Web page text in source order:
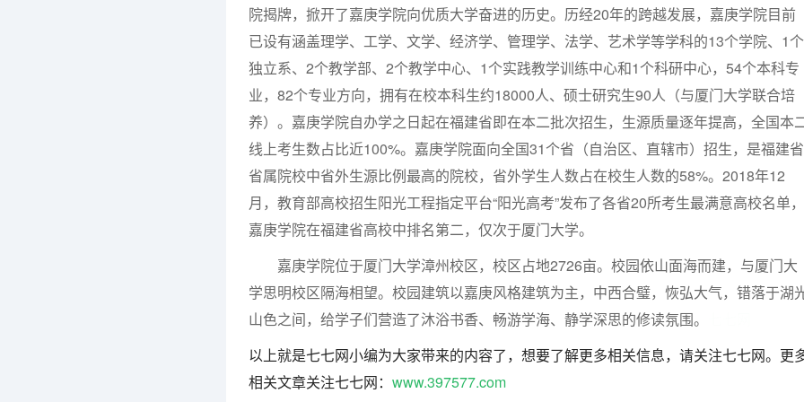
院揭牌，掀开了嘉庚学院向优质大学奋进的历史。历经20年的跨越发展，嘉庚学院目前
已设有涵盖理学、工学、文学、经济学、管理学、法学、艺术学等学科的13个学院、1个
独立系、2个教学部、2个教学中心、1个实践教学训练中心和1个科研中心，54个本科专
业，82个专业方向，拥有在校本科生约18000人、硕士研究生90人（与厦门大学联合培
养）。嘉庚学院自办学之日起在福建省即在本二批次招生，生源质量逐年提高，全国本
线上考生数占比近100%。嘉庚学院面向全国31个省（自治区、直辖市）招生，是福建省
省属院校中省外生源比例最高的院校，省外学生人数占在校生人数的58%。2018年12
月，教育部高校招生阳光工程指定平台“阳光高考”发布了各省20所考生最满意高校名单，
嘉庚学院在福建省高校中排名第二，仅次于厦门大学。
嘉庚学院位于厦门大学漳州校区，校区占地2726亩。校园依山面海而建，与厦门大
学思明校区隔海相望。校园建筑以嘉庚风格建筑为主，中西合璧，恢弘大气，错落于湖
山色之间，给学子们营造了沐浴书香、畅游学海、静学深思的修读氛围。
以上就是七七网小编为大家带来的内容了，想要了解更多相关信息，请关注七七网。更
相关文章关注七七网： www.397577.com